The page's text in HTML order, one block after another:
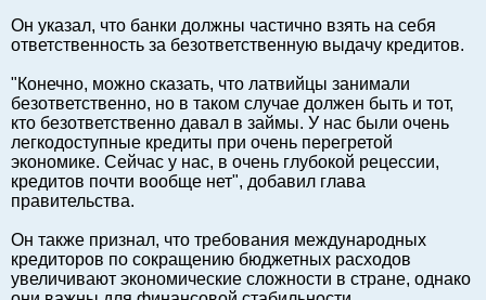
Круглый стол
Экономическая история
Прямая речь
Благотворительность
Форумы
Архив
Сергей Тюленев: студия
Он указал, что банки должны частично взять на себя
ответственность за безответственную выдачу кредитов.
"Конечно, можно сказать, что латвийцы занимали
безответственно, но в таком случае должен быть и тот,
кто безответственно давал в займы. У нас были очень
легкодоступные кредиты при очень перегретой
экономике. Сейчас у нас, в очень глубокой рецессии,
кредитов почти вообще нет", добавил глава
правительства.
Он также признал, что требования международных
кредиторов по сокращению бюджетных расходов
увеличивают экономические сложности в стране, однако